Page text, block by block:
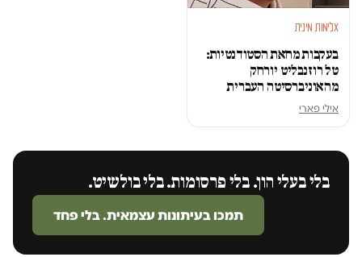
אלימות מינית
בעקבות מחאת הסטודנטיות:
טל רוזנבליט יורחק
מהאוניברסיטה העברית
אילי פארי
בלי בעלי הון. בלי פרסומות. בלי בולשיט.
תמכו בעיתונות עצמאית. בלי פחד